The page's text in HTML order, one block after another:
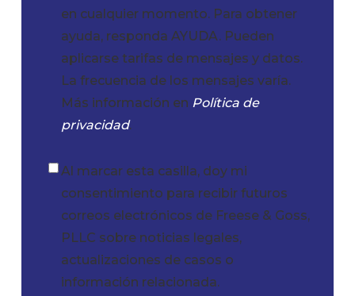
en cualquier momento. Para obtener
ayuda, responda AYUDA. Pueden
aplicarse tarifas de mensajes y datos.
La frecuencia de los mensajes varía.
Más información en Política de
privacidad.
Casilla
verificación
Al marcar esta casilla, doy mi
consentimiento para recibir futuros
correos electrónicos de Freese & Goss,
PLLC sobre noticias legales,
actualizaciones de casos o
información relacionada.